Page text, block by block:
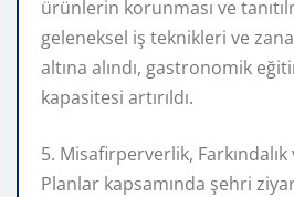
ürünlerin korunması ve
geleneksel iş teknikleri ve
altına alındı, gastronomik
kapasitesi artırıldı.
5. Misafirperverlik,
Planlar kapsamında şehri